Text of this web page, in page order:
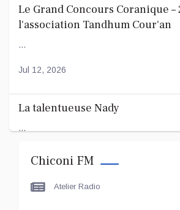
Le Grand Concours Coranique
l'association Tandhum Cour'an
...
Jul 12, 2026
La talentueuse Nady
...
Chiconi FM
Atelier Radio